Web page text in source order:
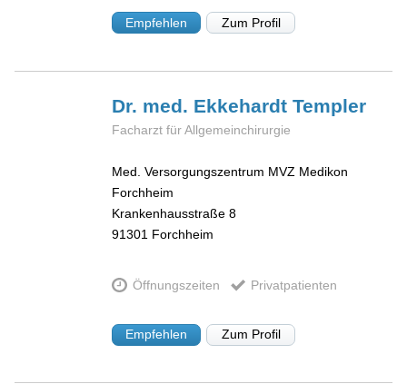
Empfehlen Zum Profil
Dr. med. EkkehardtTempler
Facharzt für Allgemeinchirurgie
Med. Versorgungszentrum MVZ Medikon
Forchheim
Krankenhausstraße 8
91301 Forchheim
Öffnungszeiten Privatpatienten
Empfehlen Zum Profil